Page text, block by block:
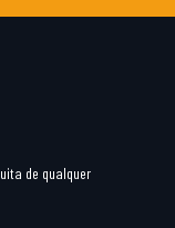
de qualquer